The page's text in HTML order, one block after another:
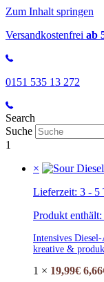
Zum Inhalt springen
Versandkostenfrei ab
0151 535 13 272
Search
Suche
1
×
Lieferzeit: 3 - 5
Produkt enthält:
Intensives
kreative &
1 × 19,99€ 6,66